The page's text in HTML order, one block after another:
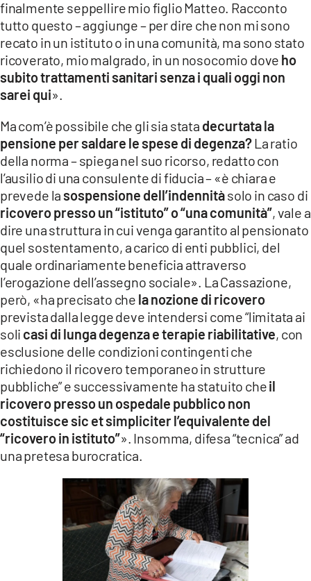
finalmente seppellire mio figlio Matteo. Racconto
tutto questo – aggiunge – per dire che non mi sono
recato in un istituto o in una comunità, ma sono stato
ricoverato, mio malgrado, in un nosocomio dove ho
subito trattamenti sanitari senza i quali oggi non
sarei qui».
Ma com’è possibile che gli sia stata decurtata la
pensione per saldare le spese di degenza?La ratio
della norma – spiega nel suo ricorso, redatto con
l’ausilio di una consulente di fiducia – «è chiara e
prevede la sospensione dell’indennitàsolo in caso di
ricovero presso un “istituto” o “una comunità”, vale a
dire una struttura in cui venga garantito al pensionato
quel sostentamento, a carico di enti pubblici, del
quale ordinariamente beneficia attraverso
l’erogazione dell’assegno sociale». La Cassazione,
però, «ha precisato che la nozione di ricovero
prevista dalla legge deve intendersi come “limitata ai
soli casi di lunga degenza e terapie riabilitative, con
esclusione delle condizioni contingenti che
richiedono il ricovero temporaneo in strutture
pubbliche” e successivamente ha statuito cheil
ricovero presso un ospedale pubblico non
costituisce sic et simpliciter l’equivalente del
“ricovero in istituto”». Insomma, difesa “tecnica” ad
una pretesa burocratica.